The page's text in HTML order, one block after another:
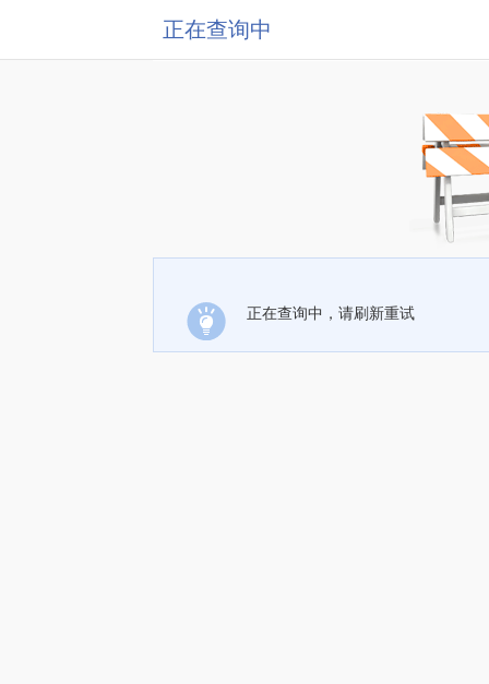
正在查询中
正在查询中，请刷新重试